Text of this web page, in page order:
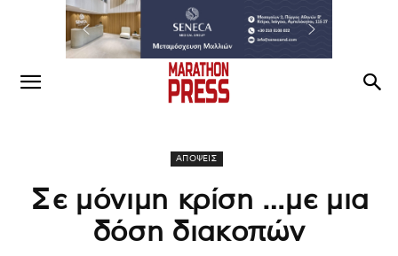
ΑΠΟΨΕΙΣ
Σε μόνιμη κρίση …με μια
δόση διακοπών